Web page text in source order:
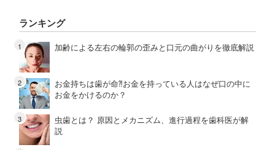
ランキング
加齢による左右の輪郭の歪みと口元の曲がりを徹底解説
お金持ちは歯が命⁈お金を持っている人はなぜ口の中に
お金をかけるのか？
虫歯とは？ 原因とメカニズム、進行過程を歯科医が解
説